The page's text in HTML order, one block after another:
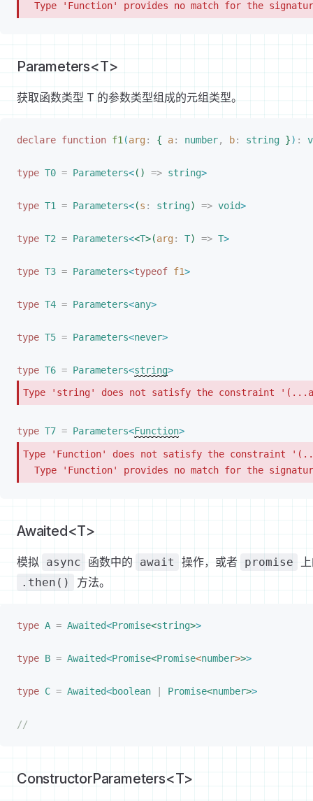
Type 'Function' provides no match for the
Parameters<T>
获取函数类型 T 的参数类型组成的元组类型。
declare function f1 (arg : { a: number, b: string }) :
type T0 = Parameters<( ) => string>
type T1 = Parameters<(s : string) => void>
type T2 = Parameters<<T>(arg : T) => T>
type T3 = Parameters<typeof f1>
type T4 = Parameters<any>
type T5 = Parameters<never>
type T6 = Parameters<string>
Type 'string' does not satisfy the constraint
type T7 = Parameters<Function>
Type 'Function' does not satisfy the constraint
Type 'Function' provides no match for the
Awaited<T>
模拟 async 函数中的 await 操作，或者 promise
.then() 方法。
type A = Awaited<Promise<string>>
type B = Awaited<Promise<Promise<number>>>
type C = Awaited<boolean Promise<number>>
//
ConstructorParameters<T>